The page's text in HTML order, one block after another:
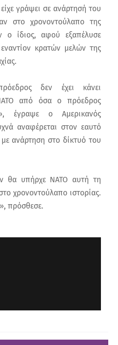
γράψει σε ανάρτησή του
στο χρονοντούλαπο της
ο ίδιος, αφού εξαπέλυσε
εναντίον κρατών μελών της
δεν έχει κάνει
από όσα ο πρόεδρος
έγραψε ο Αμερικανός
αναφέρεται στον εαυτό
ανάρτηση στο δίκτυό του
θα υπήρχε ΝΑΤΟ αυτή τη
χρονοντούλαπο ιστορίας.
πρόσθεσε.